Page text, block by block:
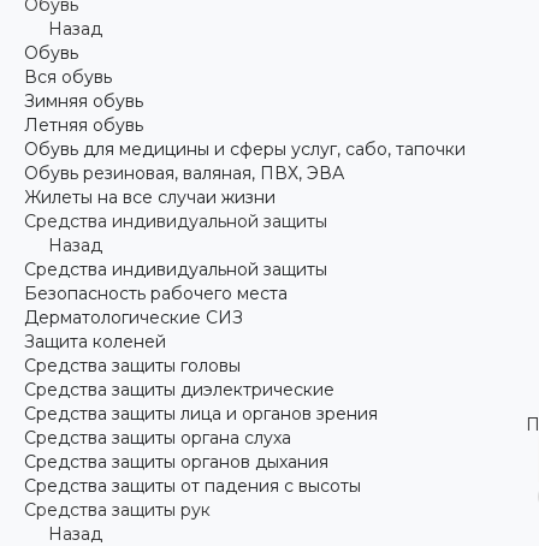
Назад
Обувь
Вся обувь
Зимняя обувь
Летняя обувь
Обувь для медицины и сферы услуг, сабо, тапочки
Обувь резиновая, валяная, ПВХ, ЭВА
Жилеты на все случаи жизни
Средства индивидуальной защиты
Назад
Средства индивидуальной защиты
Безопасность рабочего места
Дерматологические СИЗ
Защита коленей
Средства защиты головы
Средства защиты диэлектрические
Средства защиты лица и органов зрения
Средства защиты органа слуха
Средства защиты органов дыхания
Средства защиты от падения с высоты
Средства защиты рук
Назад